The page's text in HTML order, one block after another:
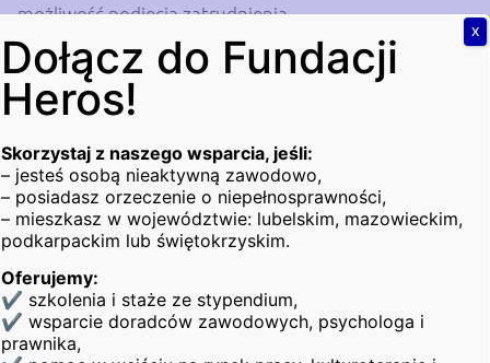
możliwość podjęcia zatrudnienia,
zwrot kosztów dojazdu.
Więcej informacji uzyskasz dzwoniąc pod numer: 735
Jeżeli jesteś zainteresowany/a udziałem zapraszamy:
Z. Krasińskiego 2/23, 20-709 Lublin
Chęć wzięcia udziału w projekcie zgłaszać można
również pod adresem:
Fundacja Heros:
Dołącz do Fundacji
Heros!
Skorzystaj z naszego wsparcia, jeśli:
– jesteś osobą nieaktywną zawodowo,
– posiadasz orzeczenie o niepełnosprawności,
– mieszkasz w województwie: lubelskim, mazowieckim,
podkarpackim lub świętokrzyskim.
Oferujemy:
✔ szkolenia i staże ze stypendium,
✔ wsparcie doradców zawodowych, psychologa i
prawnika,
X